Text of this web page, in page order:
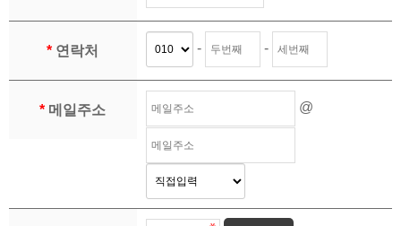
* 연락처 - -
* 메일주소 @